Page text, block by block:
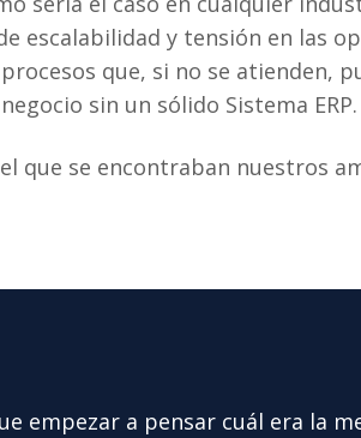
escalabilidad y tensión en las
que, si no se atienden,
sin un sólido Sistema ERP.
que se encontraban nuestros
empezar a pensar cuál era la